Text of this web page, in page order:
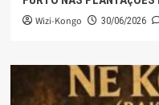
Wizi-Kongo 30/06/2026